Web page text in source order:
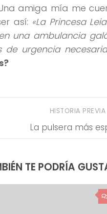
amiga mía me
así: «La Princesa
una ambulancia
de urgencia
HISTORIA PREVIA
La pulsera más
TE PODRÍA